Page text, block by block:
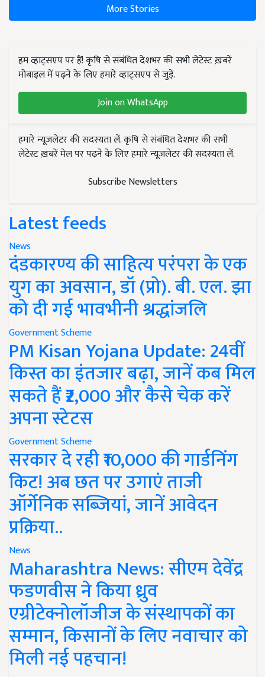
More Stories
हम व्हाट्सएप पर हैं! कृषि से संबंधित देशभर की सभी लेटेस्ट ख़बरें
मोबाइल में पढ़ने के लिए हमारे व्हाट्सएप से जुड़ें.
Join on WhatsApp
हमारे न्यूज़लेटर की सदस्यता लें. कृषि से संबंधित देशभर की सभी
लेटेस्ट ख़बरें मेल पर पढ़ने के लिए हमारे न्यूज़लेटर की सदस्यता लें.
Subscribe Newsletters
Latest feeds
News
दंडकारण्य की साहित्य परंपरा के एक
युग का अवसान, डॉ (प्रो). बी. एल. झा
को दी गई भावभीनी श्रद्धांजलि
Government Scheme
PM Kisan Yojana Update: 24वीं
किस्त का इंतजार बढ़ा, जानें कब मिल
सकते हैं ₹2,000 और कैसे चेक करें
अपना स्टेटस
Government Scheme
सरकार दे रही ₹10,000 की गार्डनिंग
किट! अब छत पर उगाएं ताजी
ऑर्गेनिक सब्जियां, जानें आवेदन
प्रक्रिया..
News
Maharashtra News: सीएम देवेंद्र
फडणवीस ने किया ध्रुव
एग्रीटेक्नोलॉजीज के संस्थापकों का
सम्मान, किसानों के लिए नवाचार को
मिली नई पहचान!